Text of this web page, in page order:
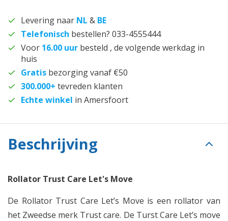
Levering naar NL & BE
Telefonisch bestellen? 033-4555444
Voor 16.00 uur besteld , de volgende werkdag in
huis
Gratis bezorging vanaf €50
300.000+ tevreden klanten
Echte winkel in Amersfoort
Beschrijving
Rollator Trust Care Let's Move
De Rollator Trust Care Let’s Move is een rollator van
het Zweedse merk Trust care. De Turst Care Let’s move